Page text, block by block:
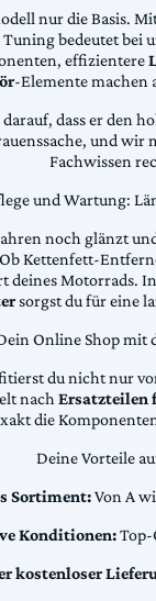
nur die Basis.
Tuning bedeutet
effizientere
-Elemente machen
dass er den
und wir
Fachwissen
und Wartung:
noch glänzt
Kettenfett-
deines Motorrads.
sorgst du für eine
Online Shop mit
du nicht nur
nachErsatzteilen
die
Deine Vorteile
Sortiment:Von A
Konditionen:Top-
kostenloser